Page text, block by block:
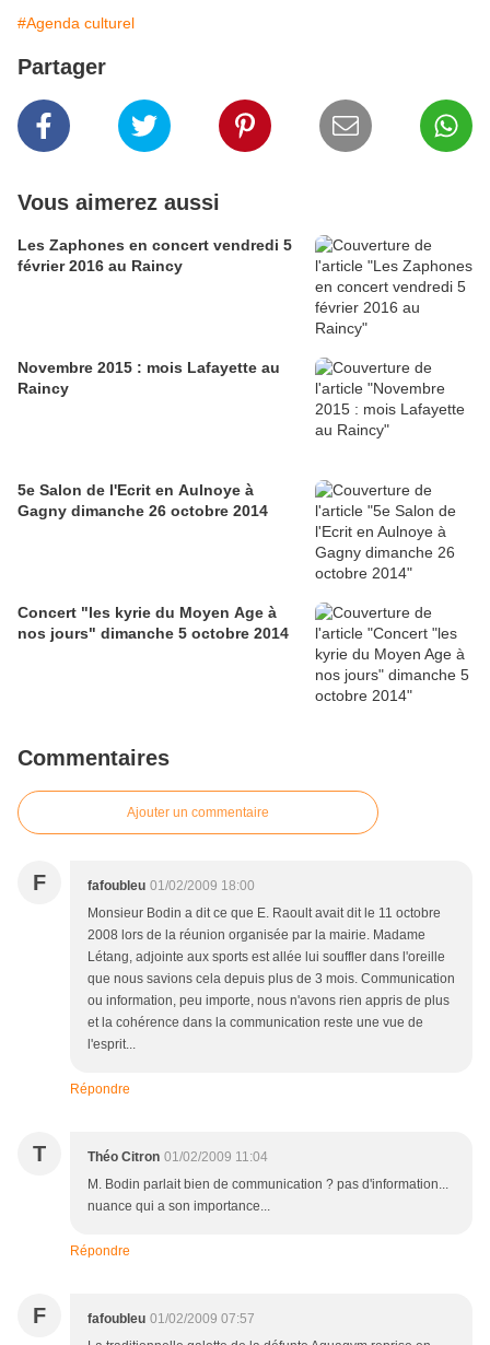
#Agenda culturel
Partager
Vous aimerez aussi
Les Zaphones en concert vendredi 5
février 2016 au Raincy
Novembre 2015 : mois Lafayette au
Raincy
5e Salon de l'Ecrit en Aulnoye à
Gagny dimanche 26 octobre 2014
Concert "les kyrie du Moyen Age à
nos jours" dimanche 5 octobre 2014
Commentaires
Ajouter un commentaire
F fafoubleu 01/02/2009 18:00
Monsieur Bodin a dit ce que E. Raoult avait dit le 11 octobre
2008 lors de la réunion organisée par la mairie. Madame
Létang, adjointe aux sports est allée lui souffler dans l'oreille
que nous savions cela depuis plus de 3 mois. Communication
ou information, peu importe, nous n'avons rien appris de plus
et la cohérence dans la communication reste une vue de
l'esprit...
Répondre
T Théo Citron 01/02/2009 11:04
M. Bodin parlait bien de communication ? pas d'information...
nuance qui a son importance...
Répondre
F fafoubleu 01/02/2009 07:57